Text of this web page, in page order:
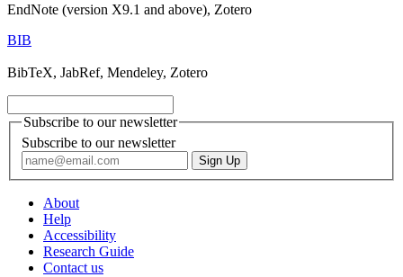
EndNote (version X9.1 and above), Zotero
BIB
BibTeX, JabRef, Mendeley, Zotero
Subscribe to our newsletter
Subscribe to our newsletter
About
Help
Accessibility
Research Guide
Contact us